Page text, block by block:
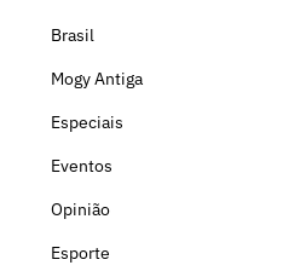
Brasil
Mogy Antiga
Especiais
Eventos
Opinião
Esporte